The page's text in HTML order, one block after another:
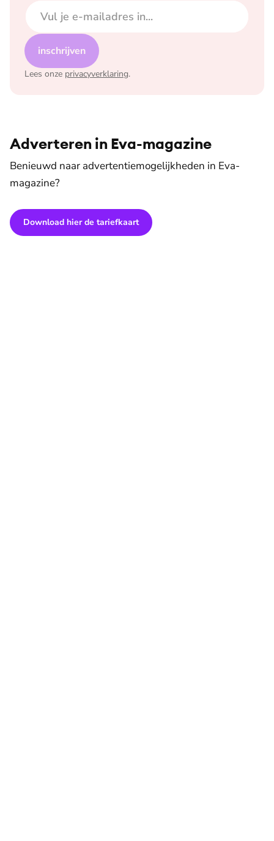
inschrijven
Lees onze privacyverklaring.
Adverteren in Eva-magazine
Benieuwd naar advertentiemogelijkheden in Eva-
magazine?
Download hier de tariefkaart